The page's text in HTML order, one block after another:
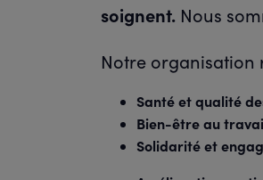
soignent. Nous
Notre organisation
Santé et qualité
Bien-être au
Solidarité et